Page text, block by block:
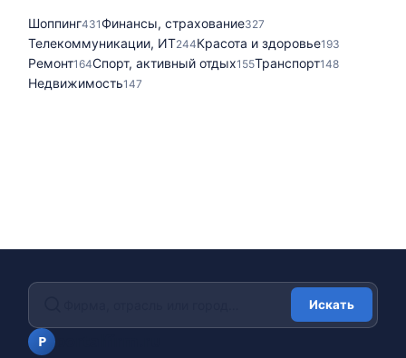
Шоппинг431 Финансы, страхование327
Телекоммуникации, ИТ244Красота и здоровье193
Ремонт164Спорт, активный отдых155Транспорт148
Недвижимость147
P
Искать